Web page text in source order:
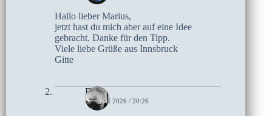
Hallo lieber Marius,
jetzt hast du mich aber auf eine Idee
gebracht. Danke für den Tipp.
Viele liebe Grüße aus Innsbruck
Gitte
Elke
13. JUNI 2026 / 20:26